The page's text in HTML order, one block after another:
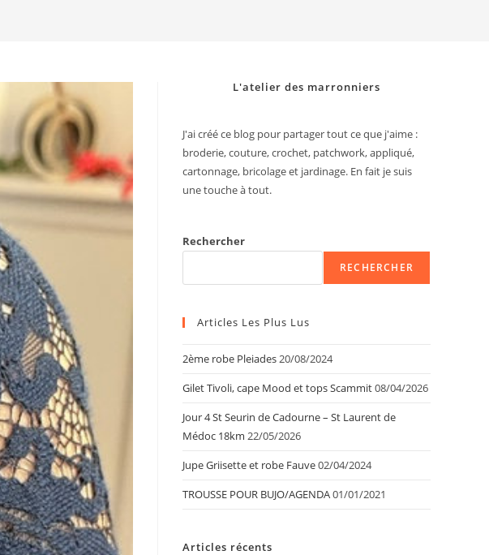
L'atelier des marronniers
J'ai créé ce blog pour partager tout ce que j'aime :
broderie, couture, crochet, patchwork, appliqué,
cartonnage, bricolage et jardinage. En fait je suis
une touche à tout.
Rechercher
RECHERCHER
Articles Les Plus Lus
2ème robe Pleiades20/08/2024
Gilet Tivoli, cape Mood et tops Scammit08/04/2026
Jour 4 St Seurin de Cadourne – St Laurent de
Médoc 18km 22/05/2026
Jupe Griisette et robe Fauve02/04/2024
TROUSSE POUR BUJO/AGENDA01/01/2021
Articles récents